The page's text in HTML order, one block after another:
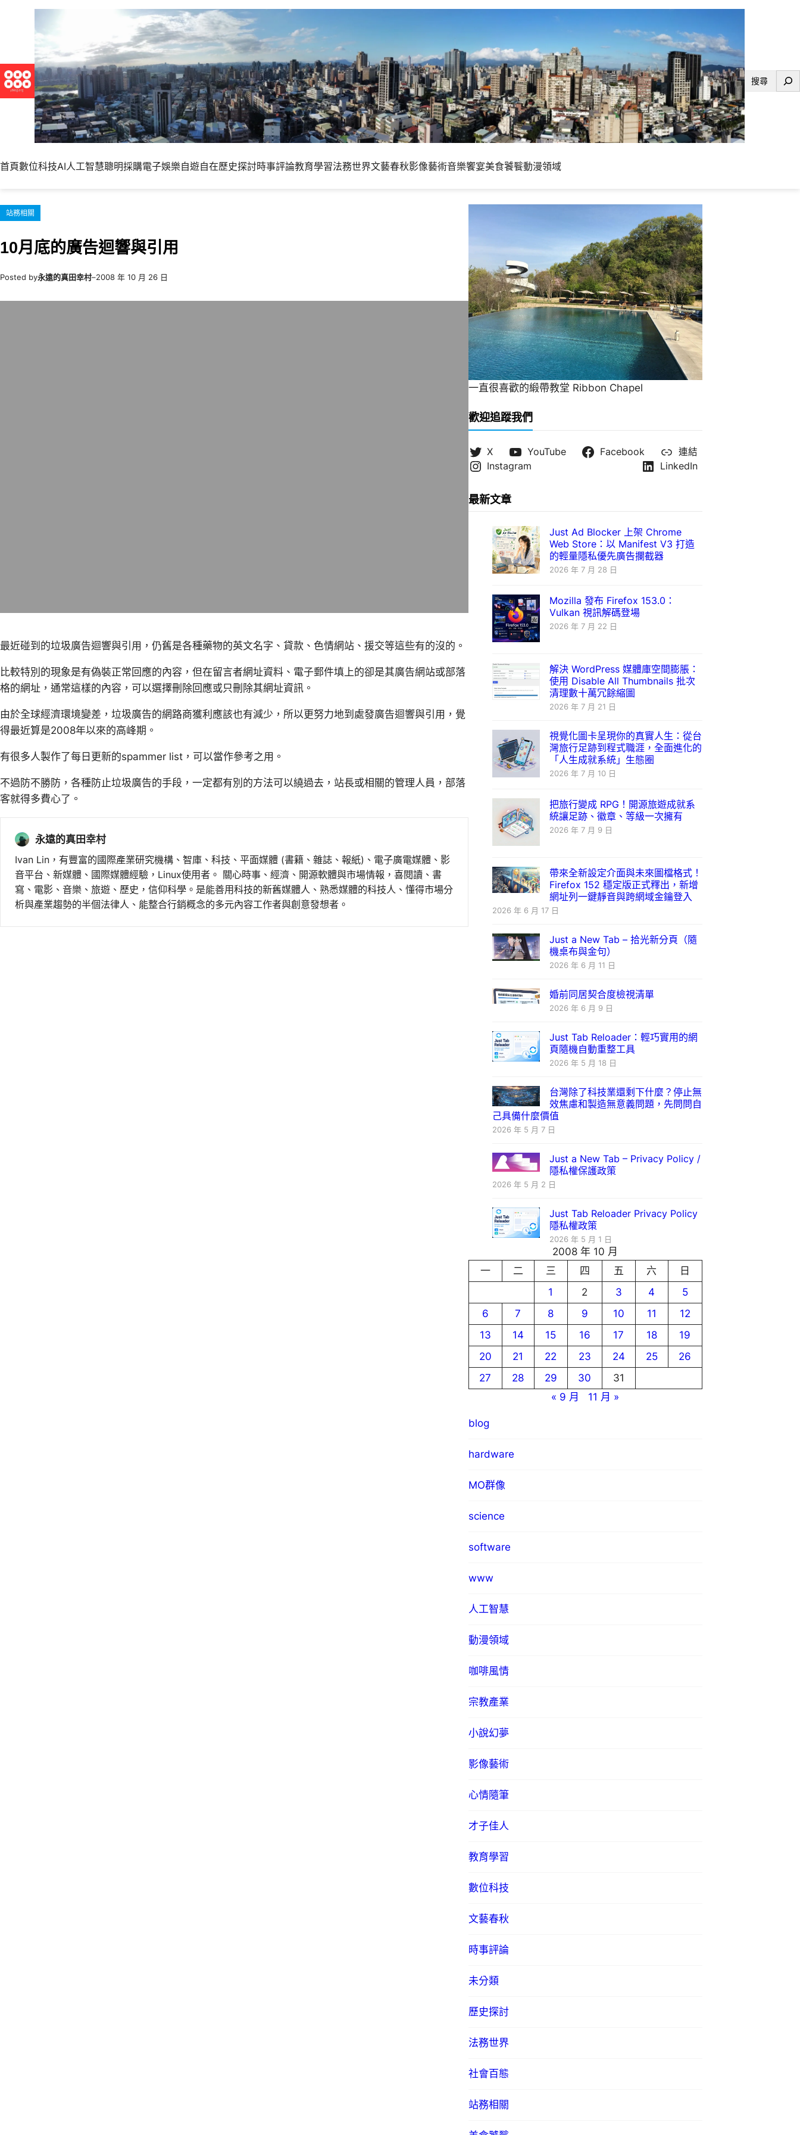
內
容
搜
首頁數位科技AI人工智慧聰明採購電子娛樂自遊自在歷史探討時事評論教育學習法務世界文藝春秋影像藝術音樂饗宴美食饕餮動漫領域
站務相關
10月底的廣告迴響與引用
Posted by永遠的真田幸村–2008 年 10 月 26 日
最近碰到的垃圾廣告迴響與引用，仍舊是各種藥物的英文名字、貸款、色情網站、援交等這些有的沒的。
比較特別的現象是有偽裝正常回應的內容，但在留言者網址資料、電子郵件填上的卻是其廣告網站或部落
格的網址，通常這樣的內容，可以選擇刪除回應或只刪除其網址資訊。
由於全球經濟環境變差，垃圾廣告的網路商獲利應該也有減少，所以更努力地到處發廣告迴響與引用，覺
得最近算是2008年以來的高峰期。
有很多人製作了每日更新的spammer list，可以當作參考之用。
不過防不勝防，各種防止垃圾廣告的手段，一定都有別的方法可以繞過去，站長或相關的管理人員，部落
客就得多費心了。
永遠的真田幸村
Ivan Lin，有豐富的國際產業研究機構、智庫、科技、平面媒體 (書籍、雜誌、報紙)、電子廣電媒體、影
音平台、新媒體、國際媒體經驗，Linux使用者。 關心時事、經濟、開源軟體與市場情報，喜閱讀、書
寫、電影、音樂、旅遊、歷史，信仰科學。是能善用科技的新舊媒體人、熟悉媒體的科技人、懂得市場分
析與產業趨勢的半個法律人、能整合行銷概念的多元內容工作者與創意發想者。
一直很喜歡的緞帶教堂 Ribbon Chapel
歡迎追蹤我們
X YouTube Facebook
連結
Instagram
LinkedIn
最新文章
Just Ad Blocker 上架 Chrome
Web Store：以 Manifest V3 打造
的輕量隱私優先廣告攔截器
2026 年 7 月 28 日
Mozilla 發布 Firefox 153.0：
Vulkan 視訊解碼登場
2026 年 7 月 22 日
解決 WordPress 媒體庫空間膨脹：
使用 Disable All Thumbnails 批次
清理數十萬冗餘縮圖
2026 年 7 月 21 日
視覺化圖卡呈現你的真實人生：從台
灣旅行足跡到程式職涯，全面進化的
「人生成就系統」生態圈
2026 年 7 月 10 日
把旅行變成 RPG！開源旅遊成就系
統讓足跡、徽章、等級一次擁有
2026 年 7 月 9 日
帶來全新設定介面與未來圖檔格式！
Firefox 152 穩定版正式釋出，新增
網址列一鍵靜音與跨網域金鑰登入
2026 年 6 月 17 日
Just a New Tab – 拾光新分頁（隨
機桌布與金句）
2026 年 6 月 11 日
婚前同居契合度檢視清單
2026 年 6 月 9 日
Just Tab Reloader：輕巧實用的網
頁隨機自動重整工具
2026 年 5 月 18 日
台灣除了科技業還剩下什麼？停止無
效焦慮和製造無意義問題，先問問自
己具備什麼價值
2026 年 5 月 7 日
Just a New Tab – Privacy Policy /
隱私權保護政策
2026 年 5 月 2 日
Just Tab Reloader Privacy Policy
隱私權政策
2026 年 5 月 1 日
2008 年 10 月
一
二 三 四 五 六
日
1
2 3 4
5
6
7 8 9 10 11
12
13
14 15 16 17 18
19
20
21 22 23 24 25
26
27
28 29 30
31
« 9 月
11 月 »
blog
hardware
MO群像
science
software
www
人工智慧
動漫領域
咖啡風情
宗教產業
小說幻夢
影像藝術
心情隨筆
才子佳人
教育學習
數位科技
文藝春秋
時事評論
未分類
歷史探討
法務世界
社會百態
站務相關